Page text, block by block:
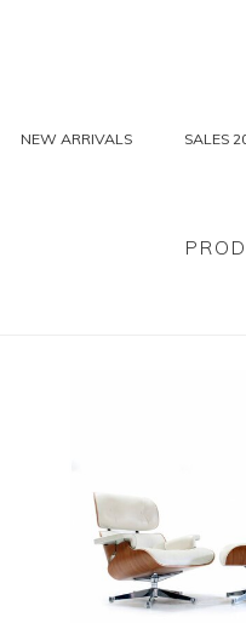
NEW ARRIVALS SALES